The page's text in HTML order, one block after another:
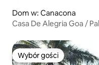
Dom w: Canacona
Casa De Alegria Goa /
Wybór gości
Wybór gości